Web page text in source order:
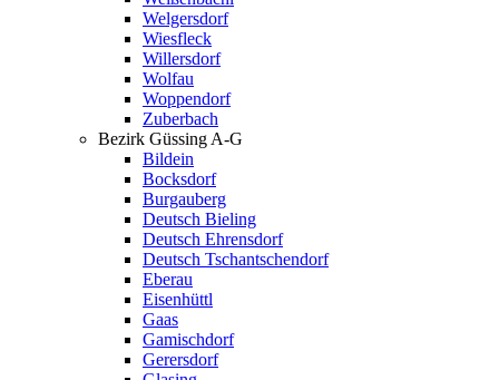
Welgersdorf
Wiesfleck
Willersdorf
Wolfau
Woppendorf
Zuberbach
Bezirk Güssing A-G
Bildein
Bocksdorf
Burgauberg
Deutsch Bieling
Deutsch Ehrensdorf
Deutsch Tschantschendorf
Eberau
Eisenhüttl
Gaas
Gamischdorf
Gerersdorf